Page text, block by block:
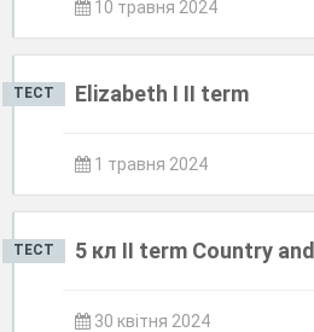
10 травня 2024
ТЕСТ Elizabeth I II term
1 травня 2024
ТЕСТ 5 кл II term Country
30 квітня 2024